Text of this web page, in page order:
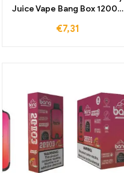
Juice Vape Bang Box 12000
für internationalen
€7,31